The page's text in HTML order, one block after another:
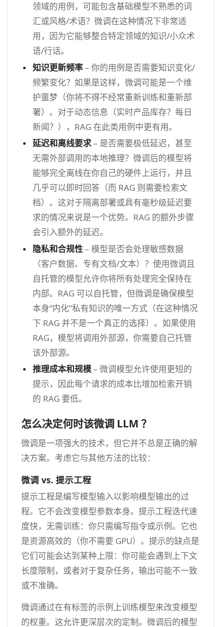
领域的用例，可能包含基础模型不熟悉的词
汇或风格/术语？微调在这种情况下非常适
用，因为它能够整合特定领域的知识/小众术
语/行话。
知识更新频率– 你的用例是否需要知识变化/
频繁变化？如果是这样，微调可能是一个维
护噩梦（你将不得不经常重新训练和重新部
署）。对于动态信息（实时产品库存？每日
新闻？），RAG 在此类用例中更有用。
延迟和离线要求– 是否需要极低延迟，甚至
无需外部调用的本地推理？微调后的模型将
能够完全离线在你自己的硬件上运行，并且
几乎可以即时回答（而 RAG 则需要检索文
档）。这对于隔离部署或具有毫秒级延迟要
求的情况来说是一个优势。RAG 的额外步骤
会引入额外的延迟。
隐私和合规性– 模型是否会处理敏感数据
（客户数据、专有文档/文本）？使用微调且
自托管的模型允许你将所有处理完全保持在
内部。RAG 可以自托管，但微调是确保模型
本身“内化”私有知识的唯一方式（在这种情况
下 RAG 并不是一个真正的选择）。如果使用
RAG，模型将调用外部源，你需要自己托管
该外部源。
推理成本和规模– 微调模型允许使用更短的
提示，因此每个请求的成本比增加检索开销
的 RAG 要低。
怎么决定何时该微调 LLM ？
微调是一项强大的技术，但它并不总是正确的解
决方案。考虑它与其他方法的比较：
微调 vs. 提示工程
提示工程是编写模型输入以影响模型输出的过
程。它不会改变模型参数本身。提示工程迭代速
度快，无需训练：你只需编写指令或示例。它也
是资源高效的（你不需要 GPU）。提示的缺点是
它们可能会达到某种上限：你可能会遇到上下文
长度限制，或者对于复杂任务，输出可能不一致
或不准确。
微调通过在有标签的示例上训练模型来改变模型
的权重。这允许更深层次的定制。微调后的模型